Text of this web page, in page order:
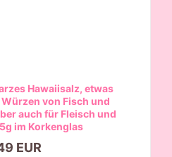
Hawaiisalz, etwas
von Fisch und
auch für Fleisch und
im Korkenglas
EUR